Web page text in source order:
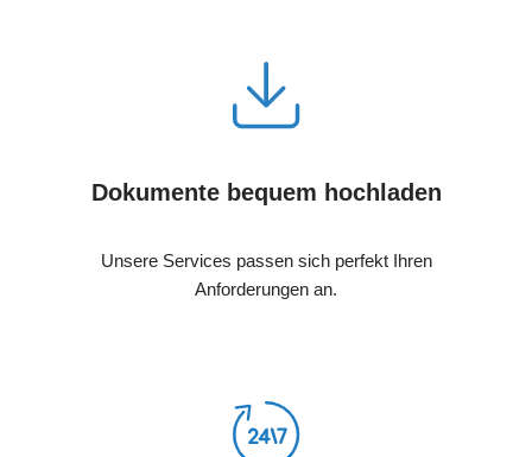
Dokumente bequem hochladen
Unsere Services passen sich perfekt Ihren
Anforderungen an.